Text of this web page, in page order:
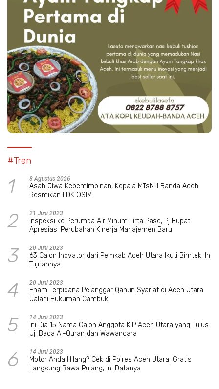
#Tren
1 8 Agustus 2026
Asah Jiwa Kepemimpinan, Kepala MTsN 1 Banda Aceh
Resmikan LDK OSIM
2 21 Juni 2023
Inspeksi ke Perumda Air Minum Tirta Pase, Pj Bupati
Apresiasi Perubahan Kinerja Manajemen Baru
3 20 Juni 2023
63 Calon Inovator dari Pemkab Aceh Utara Ikuti Bimtek, Ini
Tujuannya
4 20 Juni 2023
Enam Terpidana Pelanggar Qanun Syariat di Aceh Utara
Jalani Hukuman Cambuk
5 14 Juni 2023
Ini Dia 15 Nama Calon Anggota KIP Aceh Utara yang Lulus
Uji Baca Al-Quran dan Wawancara
6 14 Juni 2023
Motor Anda Hilang? Cek di Polres Aceh Utara, Gratis
Langsung Bawa Pulang, Ini Datanya